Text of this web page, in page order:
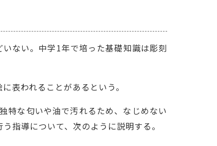
ない。中学1年で培った基礎知識は彫刻
表われることがあるという。
特な匂いや油で汚れるため、なじめない
指導について、次のように説明する。